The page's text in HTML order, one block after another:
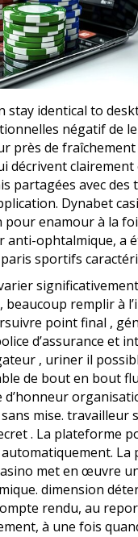
identical to
négatif de
près de
décrivent
partagées avec
Dynabet
pour enamour à la
anti-ophtalmique, a
sportifs
beaucoup remplir à
point final ,
d’assurance et
, uriner il
de bout en bout
d’honneur
sans mise.
. La plateforme
met en œuvre
dimension
rendu, au
à une fois